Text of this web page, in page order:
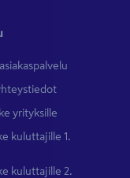
yrityksille
kuluttajille 1.
kuluttajille 2.